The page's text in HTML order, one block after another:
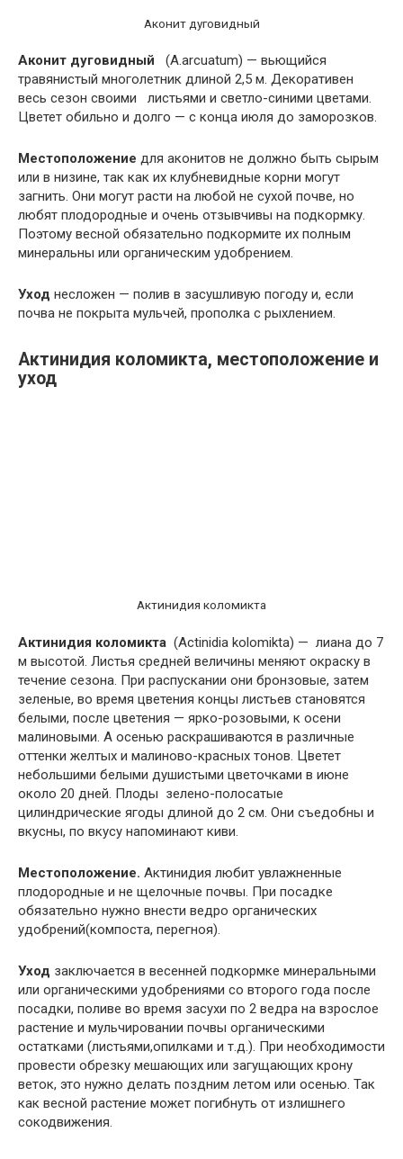
Аконит дуговидный
Аконит дуговидный
(A.arcuatum) — вьющийся
травянистый многолетник длиной 2,5 м. Декоративен
весь сезон своими листьями и светло-синими цветами.
Цветет обильно и долго — с конца июля до заморозков.
Местоположение для аконитов не должно быть сырым
или в низине, так как их клубневидные корни могут
загнить. Они могут расти на любой не сухой почве, но
любят плодородные и очень отзывчивы на подкормку.
Поэтому весной обязательно подкормите их полным
минеральны или органическим удобрением.
Уход несложен — полив в засушливую погоду и, если
почва не покрыта мульчей, прополка с рыхлением.
Актинидия коломикта, местоположение и
уход
Актинидия коломикта
Актинидия коломикта (Actinidia kolomikta) — лиана до 7
м высотой. Листья средней величины меняют окраску в
течение сезона. При распускании они бронзовые, затем
зеленые, во время цветения концы листьев становятся
белыми, после цветения — ярко-розовыми, к осени
малиновыми. А осенью раскрашиваются в различные
оттенки желтых и малиново-красных тонов. Цветет
небольшими белыми душистыми цветочками в июне
около 20 дней. Плоды зелено-полосатые
цилиндрические ягоды длиной до 2 см. Они съедобны и
вкусны, по вкусу напоминают киви.
Местоположение. Актинидия любит увлажненные
плодородные и не щелочные почвы. При посадке
обязательно нужно внести ведро органических
удобрений(компоста, перегноя).
Уход заключается в весенней подкормке минеральными
или органическими удобрениями со второго года после
посадки, поливе во время засухи по 2 ведра на взрослое
растение и мульчировании почвы органическими
остатками (листьями,опилками и т.д.). При необходимости
провести обрезку мешающих или загущающих крону
веток, это нужно делать поздним летом или осенью. Так
как весной растение может погибнуть от излишнего
сокодвижения.